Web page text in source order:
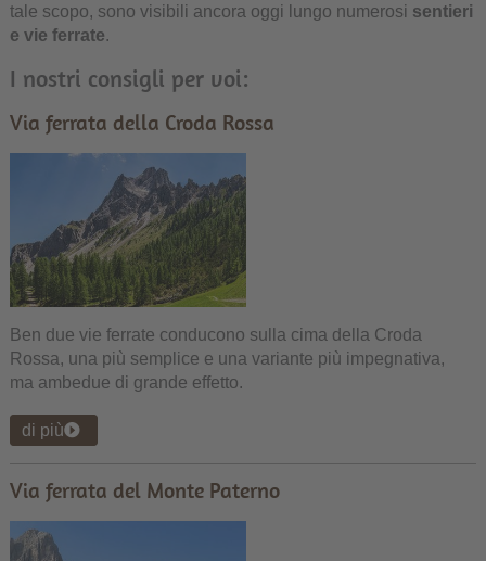
tale scopo, sono visibili ancora oggi lungo numerosi sentieri
e vie ferrate.
I nostri consigli per voi:
Via ferrata della Croda Rossa
Ben due vie ferrate conducono sulla cima della Croda
Rossa, una più semplice e una variante più impegnativa,
ma ambedue di grande effetto.
di più
Via ferrata del Monte Paterno